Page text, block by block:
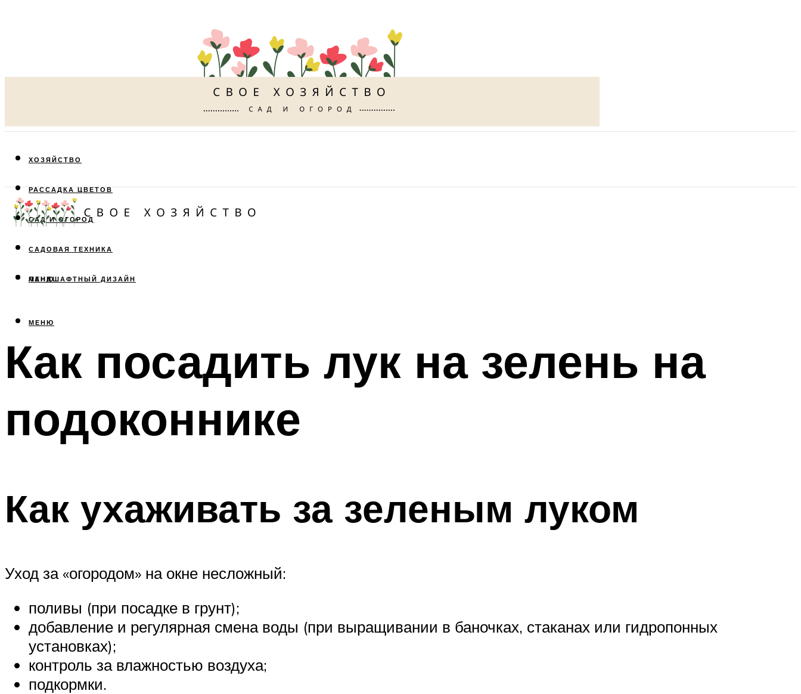
ХОЗЯЙСТВО
РАССАДКА ЦВЕТОВ
САД И ОГОРОД
САДОВАЯ ТЕХНИКА
ЛАНДШАФТНЫЙ ДИЗАЙН
МЕНЮ
МЕНЮ
Как посадить лук на зелень на
подоконнике
Как ухаживать за зеленым луком
Уход за «огородом» на окне несложный:
поливы (при посадке в грунт);
добавление и регулярная смена воды (при выращивании в баночках, стаканах или гидропонных
установках);
контроль за влажностью воздуха;
подкормки.